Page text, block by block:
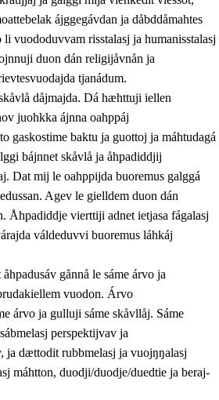
moattevuohta
ja estetihkalasj diedulasjvuohta
ja diehtemvájnogisvuohta
ja birásdiedulasjvuohta
ájggegávdan ja dåbddåmahtes
vuododuvvam risstalasj ja humanisstalasj
duon dán religijåvnån ja
tjanádum.
dåjmajda. Dá hæhttuji iellen
juohkka ájnna oahppáj
gaskostime baktu ja guottoj ja máhtudagá
bájnnet skåvlå ja åhpadiddjij
Dat mij le oahppijda buoremus galggá
Agev le gielldem duon dán
Åhpadiddje vierttiji adnet ietjasa fágalasj
váldeduvvi buoremus láhkáj
gånnå le sáme árvo ja
vuodon. Árvo
árvo ja gulluji sáme skåvllåj. Sáme
perspektijvav ja
ja dættodit rubbmelasj ja vuojŋŋalasj
máhtton, duodji/duodje/duedtie ja beraj-